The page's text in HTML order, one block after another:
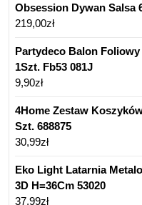
Obsession Dywan Salsa
219,00zł
Partydeco Balon
1Szt. Fb53 081J
9,90zł
4Home Zestaw
Szt. 688875
30,99zł
Eko Light Latarnia
3D H=36Cm 53020
37,99zł